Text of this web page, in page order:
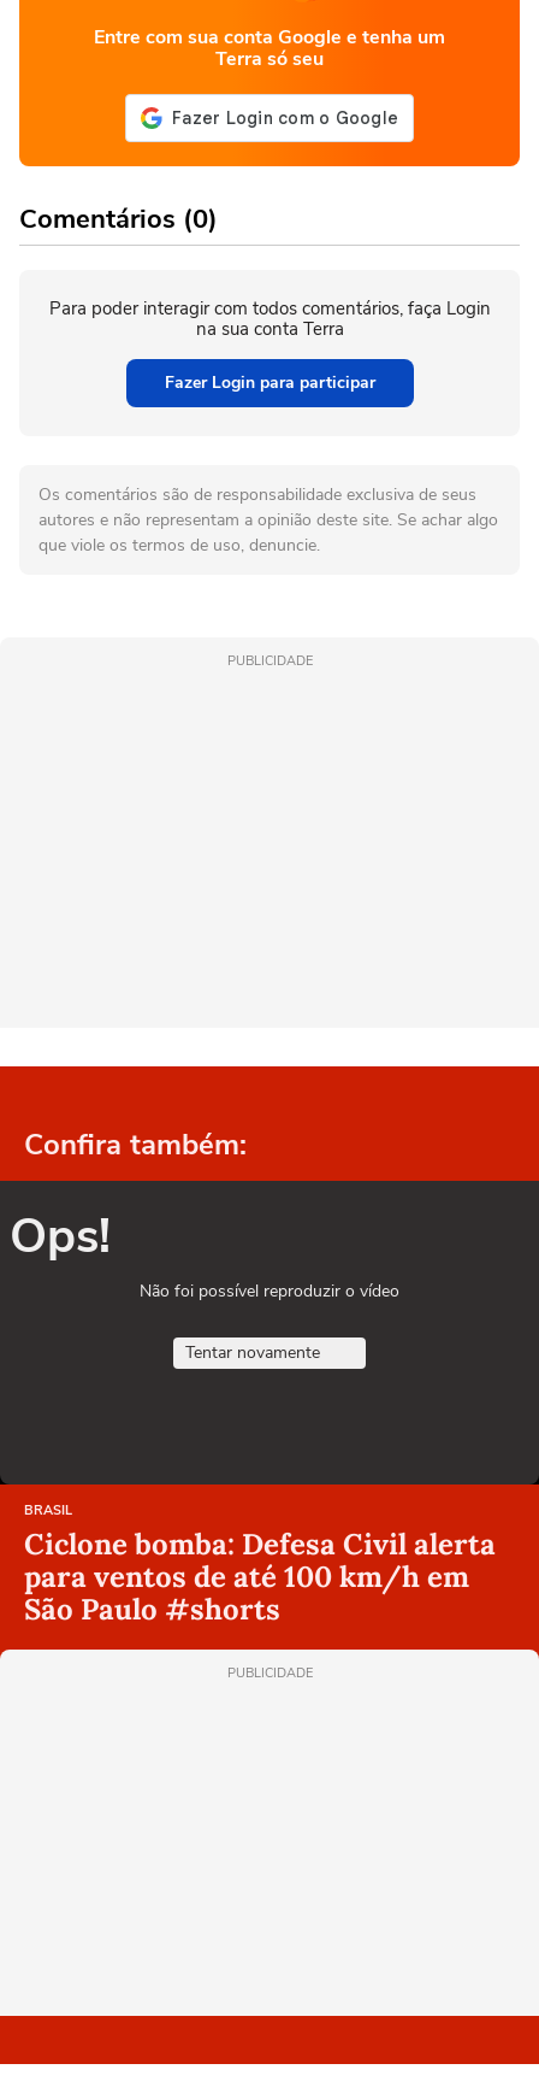
Entre com sua conta Google e tenha um
Terra só seu
Comentários (0)
Para poder interagir com todos comentários, faça Login
na sua conta Terra
Fazer Login para participar
Os comentários são de responsabilidade exclusiva de seus
autores e não representam a opinião deste site. Se achar algo
que viole os termos de uso, denuncie.
PUBLICIDADE
Confira também:
Ops!
Não foi possível reproduzir o vídeo
Tentar novamente
BRASIL
Ciclone bomba: Defesa Civil alerta
para ventos de até 100 km/h em
São Paulo #shorts
PUBLICIDADE